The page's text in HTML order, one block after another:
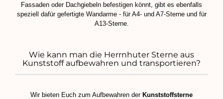
Fassaden oder Dachgiebeln befestigen könnt, gibt es ebenfalls
speziell dafür gefertigte Wandarme - für A4- und A7-Sterne und für
A13-Sterne.
Wie kann man die Herrnhuter Sterne aus
Kunststoff aufbewahren und transportieren?
Wir bieten Euch zum Aufbewahren der Kunststoffsterne